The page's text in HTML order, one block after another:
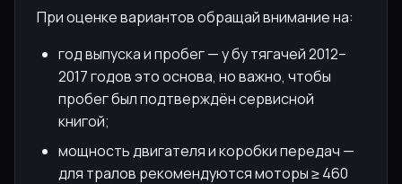
При оценке вариантов обращай внимание на:
год выпуска и пробег — у бу тягачей 2012–
2017 годов это основа, но важно, чтобы
пробег был подтверждён сервисной
книгой;
мощность двигателя и коробки передач —
для тралов рекомендуются моторы ≥ 460